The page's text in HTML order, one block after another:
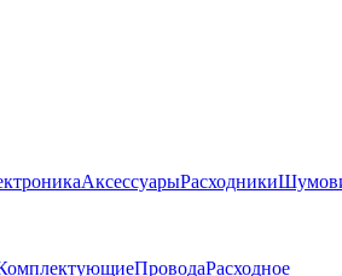
АксессуарыРасходники
ПроводаРасходное